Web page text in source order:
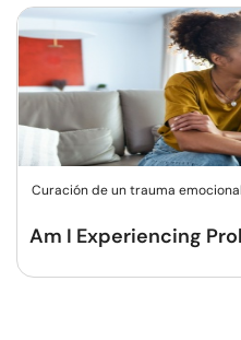
Curación de un trauma emocional
Am I Experiencing